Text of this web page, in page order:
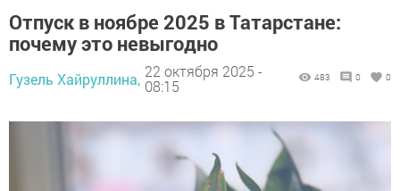
Отпуск в ноябре 2025 в Татарстане:
почему это невыгодно
Гузель Хайруллина, 22 октября 2025 -
08:15
483 0 0